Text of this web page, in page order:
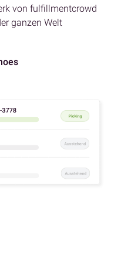
von fulfillmentcrowd
ganzen Welt